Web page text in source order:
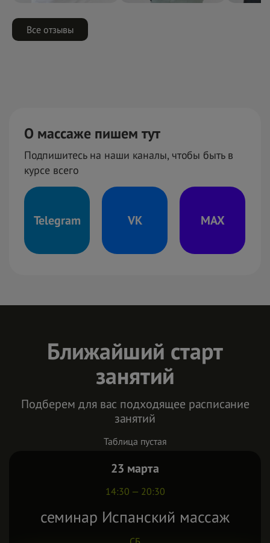
Все отзывы
О массаже пишем тут
Подпишитесь на наши каналы, чтобы быть в
курсе всего
Telegram VK MAX
Ближайший старт
занятий
Подберем для вас подходящее расписание
занятий
Таблица пустая
23 марта
14:30 — 20:30
семинар Испанский массаж